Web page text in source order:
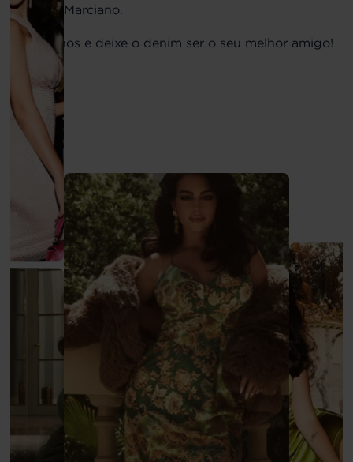
irmãos Marciano.
Visite-nos e deixe o denim ser o seu melhor amigo!